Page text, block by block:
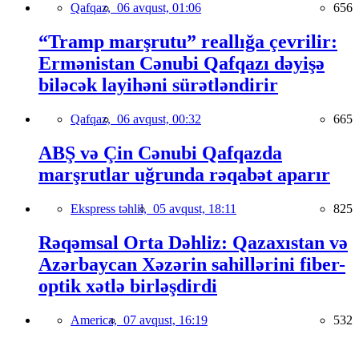
Qafqaz, 06 avqust, 01:06 656
“Tramp marşrutu” reallığa çevrilir:
Ermənistan Cənubi Qafqazı dəyişə
biləcək layihəni sürətləndirir
Qafqaz, 06 avqust, 00:32 665
ABŞ və Çin Cənubi Qafqazda
marşrutlar uğrunda rəqabət aparır
Ekspress təhlil, 05 avqust, 18:11 825
Rəqəmsal Orta Dəhliz: Qazaxıstan və
Azərbaycan Xəzərin sahillərini fiber-
optik xətlə birləşdirdi
America, 07 avqust, 16:19 532